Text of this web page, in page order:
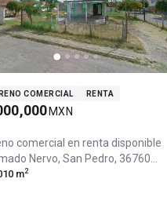
COMERCIAL RENTA
MXN
comercial en renta disponible
Nervo, San Pedro, 36760
Gto., Col. San Pedro,
m2